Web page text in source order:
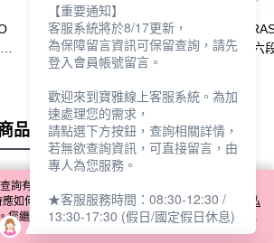
【廠商直送】RASTO
半導體高速製冷LED手
持風扇-RK24
NT$599
【廠商直送】
AE5 國際電壓六
品 全站排行
詢有關本網站使用 cookie 方式之詳情，及若您不希
如何變更電腦的 cookie 設定，請參閱本網站「
隱私
您繼續使用本網站即表示您同意本公司得按本網站使
cookie。
【重要通知】
客服系統將於8/17更新，
為保障留言資訊可保留查詢，請先
登入會員帳號留言。
歡迎來到寶雅線上客服系統。為加
速處理您的需求，
請點選下方按鈕，查詢相關詳情，
若無欲查詢資訊，可直接留言，由
專人為您服務。
★客服服務時間：08:30-12:30 /
13:30-17:30 (假日/國定假日休息)